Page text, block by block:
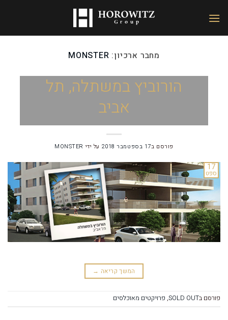
מחבר ארכיון: MONSTER
הורוביץ במשתלה, תל
אביב
פורסם ב17 בספטמבר 2018 על ידי MONSTER
17
ספט
המשך קריאה →
פורסם בSOLD OUT
, פרויקטים מאוכלסים